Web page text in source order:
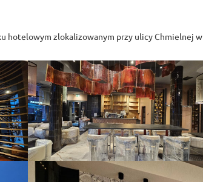
hotelowym zlokalizowanym przy ulicy Chmielnej w